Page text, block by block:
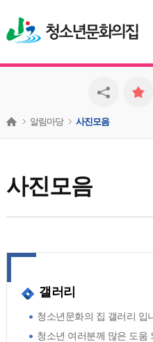
청소년문화의집
사진모음
알림마당 사진모음
갤러리
청소년문화의 집 갤러리 입
청소년 여러분께 많은 도움